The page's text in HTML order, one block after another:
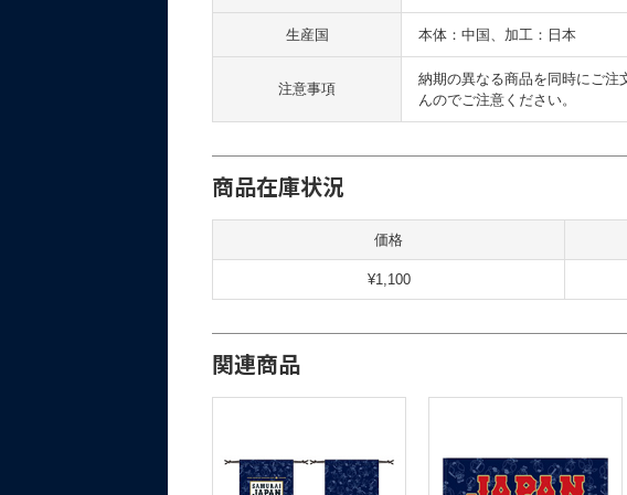
生産国 本体：中国、加工：日本
注意事項
納期の異なる商品を同時にご注
んのでご注意ください。
商品在庫状況
価格
¥1,100
関連商品